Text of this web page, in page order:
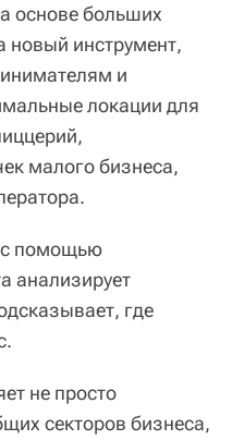
основе больших
новый инструмент,
и
локации для
малого бизнеса,
с помощью
анализирует
где
не просто
секторов бизнеса,